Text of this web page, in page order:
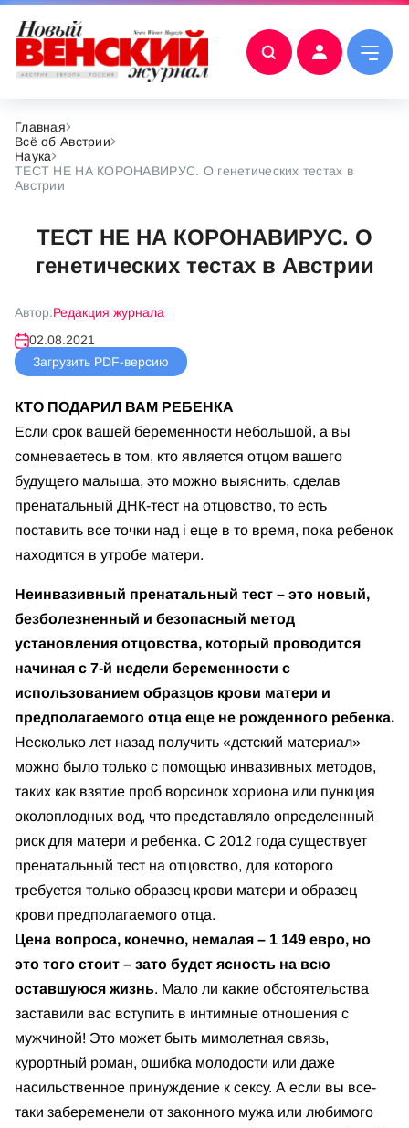
Главная
Всё об Австрии
Наука
ТЕСТ НЕ НА КОРОНАВИРУС. О генетических тестах в
Австрии
ТЕСТ НЕ НА КОРОНАВИРУС. О
генетических тестах в Австрии
Автор:Редакция журнала
02.08.2021
Загрузить PDF-версию
КТО ПОДАРИЛ ВАМ РЕБЕНКА
Если срок вашей беременности небольшой, а вы
сомневаетесь в том, кто является отцом вашего
будущего малыша, это можно выяснить, сделав
пренатальный ДНК-тест на отцовство, то есть
поставить все точки над i еще в то время, пока ребенок
находится в утробе матери.
Неинвазивный пренатальный тест – это новый,
безболезненный и безопасный метод
установления отцовства, который проводится
начиная с 7-й недели беременности с
использованием образцов крови матери и
предполагаемого отца еще не рожденного ребенка.
Несколько лет назад получить «детский материал»
можно было только с помощью инвазивных методов,
таких как взятие проб ворсинок хориона или пункция
околоплодных вод, что представляло определенный
риск для матери и ребенка. С 2012 года существует
пренатальный тест на отцовство, для которого
требуется только образец крови матери и образец
крови предполагаемого отца.
Цена вопроса, конечно, немалая – 1 149 евро, но
это того стоит – зато будет ясность на всю
оставшуюся жизнь. Мало ли какие обстоятельства
заставили вас вступить в интимные отношения с
мужчиной! Это может быть мимолетная связь,
курортный роман, ошибка молодости или даже
насильственное принуждение к сексу. А если вы все-
таки забеременели от законного мужа или любимого